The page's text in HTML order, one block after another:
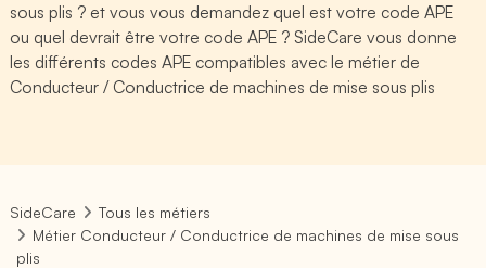
sous plis ? et vous vous demandez quel est votre code APE
ou quel devrait être votre code APE ? SideCare vous donne
les différents codes APE compatibles avec le métier de
Conducteur / Conductrice de machines de mise sous plis
SideCare
Tous les métiers
Métier Conducteur / Conductrice de machines de mise sous
plis